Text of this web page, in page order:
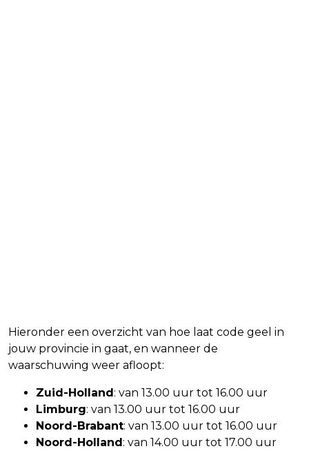
Hieronder een overzicht van hoe laat code geel in
jouw provincie in gaat, en wanneer de
waarschuwing weer afloopt:
Zuid-Holland: van 13.00 uur tot 16.00 uur
Limburg: van 13.00 uur tot 16.00 uur
Noord-Brabant: van 13.00 uur tot 16.00 uur
Noord-Holland: van 14.00 uur tot 17.00 uur